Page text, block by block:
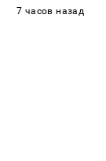
7 часов назад